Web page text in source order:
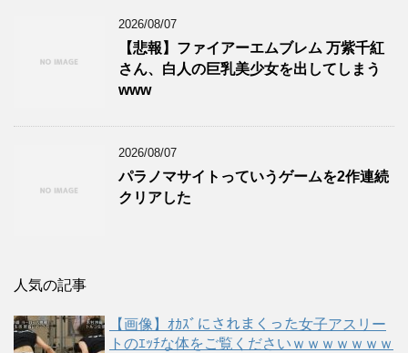
2026/08/07
【悲報】ファイアーエムブレム 万紫千紅
さん、白人の巨乳美少女を出してしまう
www
2026/08/07
パラノマサイトっていうゲームを2作連続
クリアした
人気の記事
【画像】ｵｶｽﾞにされまくった女子アスリー
トのｴｯﾁな体をご覧くださいｗｗｗｗｗｗｗ